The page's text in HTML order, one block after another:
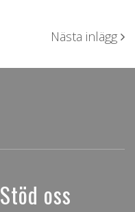
Nästa inlägg
Stöd oss